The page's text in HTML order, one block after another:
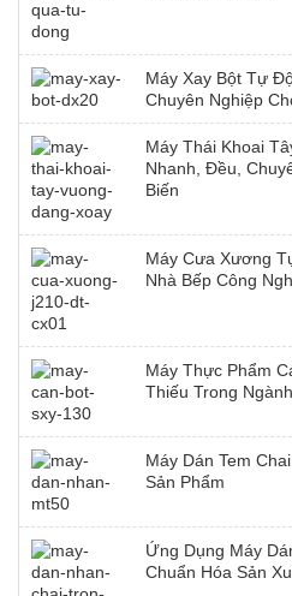
Máy Xay Bột Tự
Chuyên Nghiệp
Máy Thái Khoai
Nhanh, Đều,
Biến
Máy Cưa Xương
Nhà Bếp Công
Máy Thực Phẩm
Thiếu Trong
Máy Dán Tem
Sản Phẩm
Ứng Dụng Máy
Chuẩn Hóa Sản